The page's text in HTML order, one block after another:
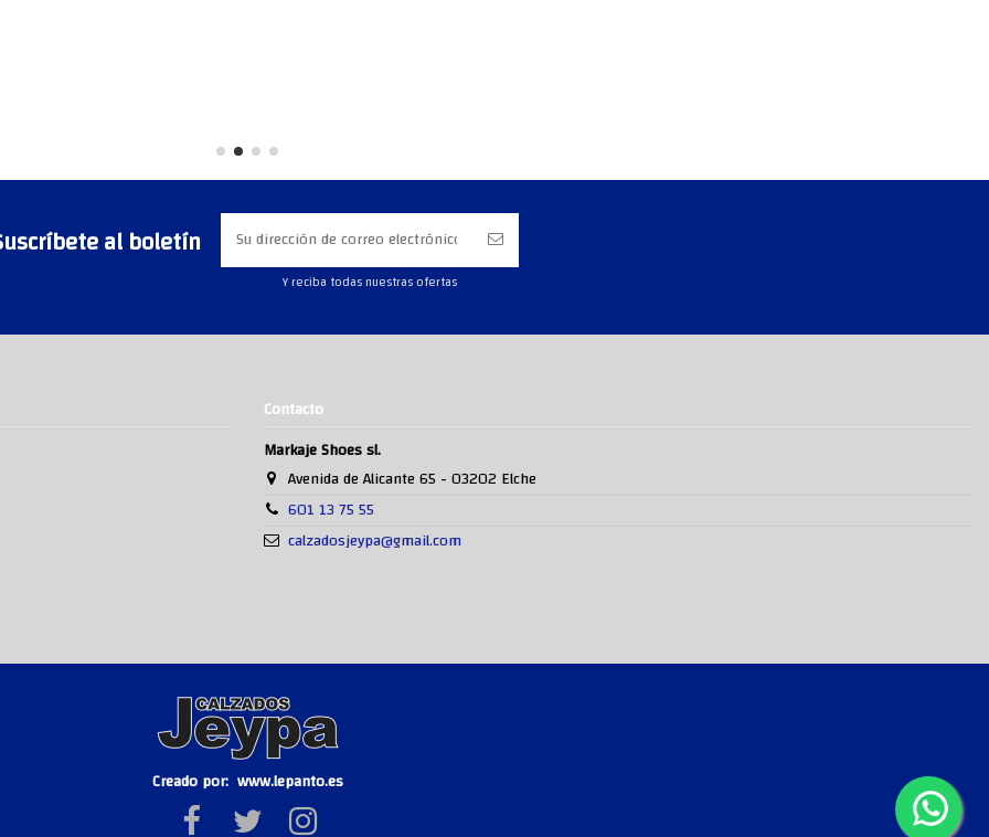
al boletín
Y reciba todas nuestras ofertas
Contacto
Markaje Shoes sl.
Avenida de Alicante 65 - 03202 Elche
601 13 75 55
calzadosjeypa@gmail.com
Creado por: www.lepanto.es